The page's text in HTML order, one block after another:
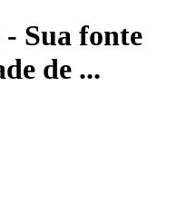
Sua fonte
de ...